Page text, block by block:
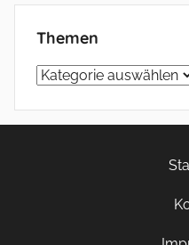
Themen
Themen